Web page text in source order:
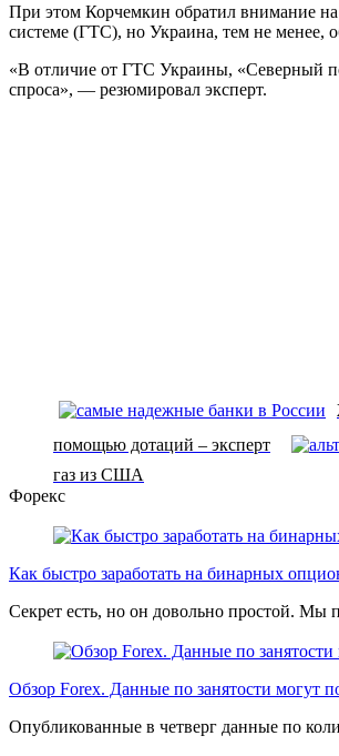
При этом Корчемкин обратил внимание на
системе (ГТС), но Украина, тем не менее,
«В отличие от ГТС Украины, «Северный
спроса», — резюмировал эксперт.
помощью дотаций – эксперт
газ из США
Форекс
Как быстро заработать на бинарных
Секрет есть, но он довольно простой. Мы
Обзор Forex. Данные по занятости могут
Опубликованные в четверг данные по